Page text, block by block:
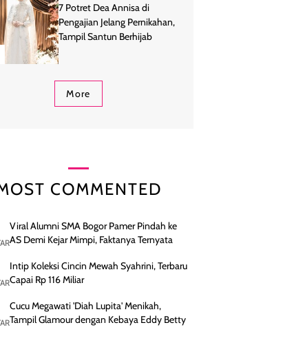
7 Potret Dea Annisa di
Pengajian Jelang Pernikahan,
Tampil Santun Berhijab
More
COMMENTED
Viral Alumni SMA Bogor Pamer Pindah ke
AS Demi Kejar Mimpi, Faktanya Ternyata
Intip Koleksi Cincin Mewah Syahrini, Terbaru
Capai Rp 116 Miliar
Cucu Megawati 'Diah Lupita' Menikah,
Tampil Glamour dengan Kebaya Eddy Betty